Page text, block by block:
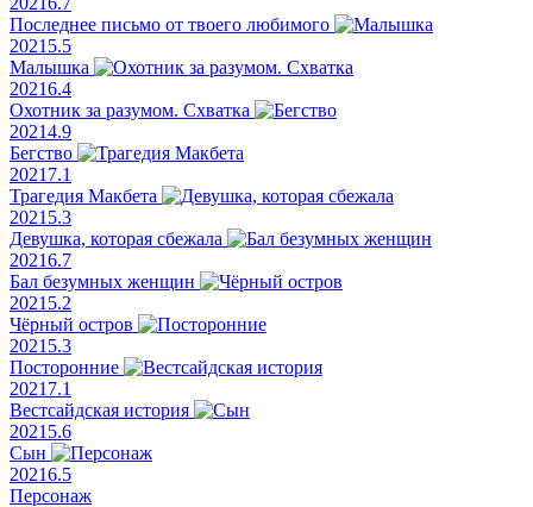
Последнее письмо от твоего любимого
2021 5.5
Малышка
20216.4
Охотник за разумом. Схватка
20214.9
Бегство
2021 7.1
Трагедия Макбета
2021 5.3
Девушка, которая сбежала
20216.7
Бал безумных женщин
2021 5.2
Чёрный остров
2021 5.3
Посторонние
2021 7.1
Вестсайдская история
2021 5.6
Сын
20216.5
Персонаж